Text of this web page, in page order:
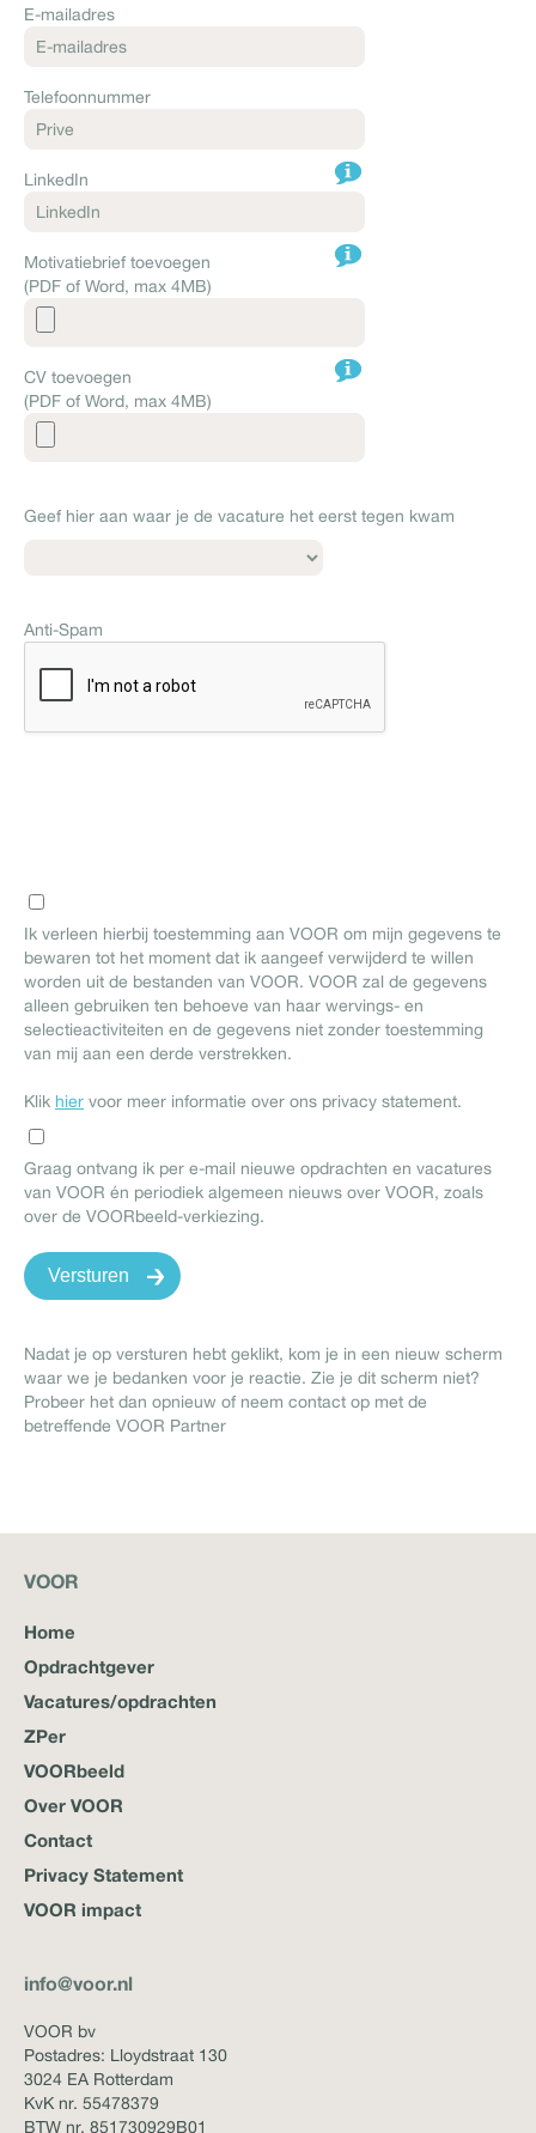
E-mailadres
Telefoonnummer
LinkedIn
Motivatiebrief toevoegen
(PDF of Word, max 4MB)
CV toevoegen
(PDF of Word, max 4MB)
Geef hier aan waar je de vacature het eerst tegen kwam
Anti-Spam
Ik verleen hierbij toestemming aan VOOR om mijn gegevens te
bewaren tot het moment dat ik aangeef verwijderd te willen
worden uit de bestanden van VOOR. VOOR zal de gegevens
alleen gebruiken ten behoeve van haar wervings- en
selectieactiviteiten en de gegevens niet zonder toestemming
van mij aan een derde verstrekken.
Klik hier voor meer informatie over ons privacy statement.
Graag ontvang ik per e-mail nieuwe opdrachten en vacatures
van VOOR én periodiek algemeen nieuws over VOOR, zoals
over de VOORbeeld-verkiezing.
Nadat je op versturen hebt geklikt, kom je in een nieuw scherm
waar we je bedanken voor je reactie. Zie je dit scherm niet?
Probeer het dan opnieuw of neem contact op met de
betreffende VOOR Partner
VOOR
Home
Opdrachtgever
Vacatures/opdrachten
ZPer
VOORbeeld
Over VOOR
Contact
Privacy Statement
VOOR impact
info@voor.nl
VOOR bv
Postadres: Lloydstraat 130
3024 EA Rotterdam
KvK nr. 55478379
BTW nr. 851730929B01